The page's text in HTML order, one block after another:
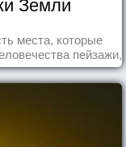
места, которые
пейзажи,